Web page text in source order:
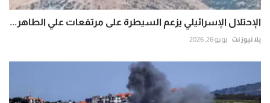
الإحتلال الإسرائيلي يزعم السيطرة على مرتفعات علي الطاهر...
يلا نيوز نت يونيو 26, 2026